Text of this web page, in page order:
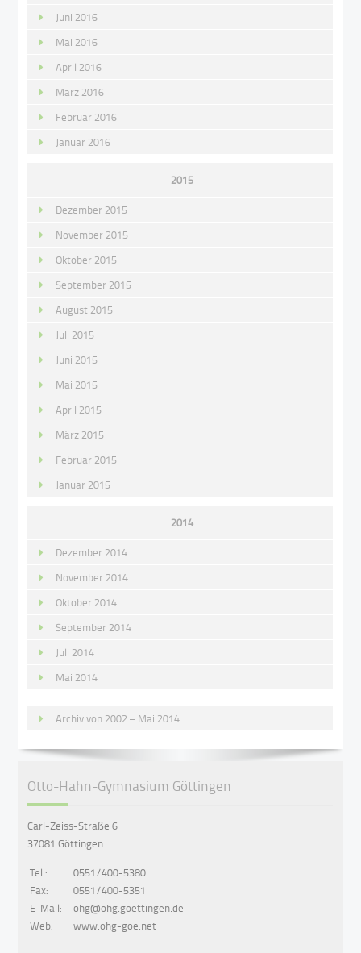
Juni 2016
Mai 2016
April 2016
März 2016
Februar 2016
Januar 2016
2015
Dezember 2015
November 2015
Oktober 2015
September 2015
August 2015
Juli 2015
Juni 2015
Mai 2015
April 2015
März 2015
Februar 2015
Januar 2015
2014
Dezember 2014
November 2014
Oktober 2014
September 2014
Juli 2014
Mai 2014
Archiv von 2002 – Mai 2014
Otto-Hahn-Gymnasium Göttingen
Carl-Zeiss-Straße 6
37081 Göttingen
Tel.:
0551/400-5380
Fax:
0551/400-5351
E-Mail:
ohg@ohg.goettingen.de
Web:
www.ohg-goe.net